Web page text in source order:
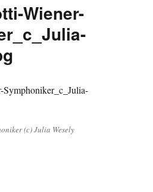
Wiener-
(c) Julia Wesely